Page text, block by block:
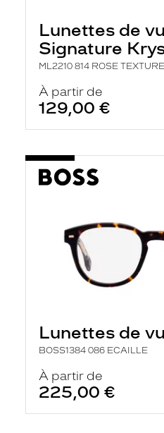
Lunettes de
Signature
ML2210 814 ROSE TEXTURE
À partir de
129,00 €
Lunettes de
BOSS1384 086 ECAILLE
À partir de
225,00 €